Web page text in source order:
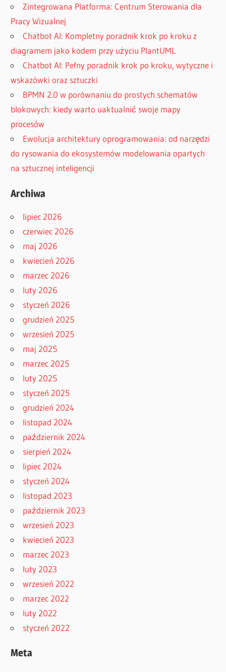
Zintegrowana Platforma: Centrum Sterowania dla
Pracy Wizualnej
Chatbot AI: Kompletny poradnik krok po kroku z
diagramem jako kodem przy użyciu PlantUML
Chatbot AI: Pełny poradnik krok po kroku, wytyczne i
wskazówki oraz sztuczki
BPMN 2.0 w porównaniu do prostych schematów
blokowych: kiedy warto uaktualnić swoje mapy
procesów
Ewolucja architektury oprogramowania: od narzędzi
do rysowania do ekosystemów modelowania opartych
na sztucznej inteligencji
Archiwa
lipiec 2026
czerwiec 2026
maj 2026
kwiecień 2026
marzec 2026
luty 2026
styczeń 2026
grudzień 2025
wrzesień 2025
maj 2025
marzec 2025
luty 2025
styczeń 2025
grudzień 2024
listopad 2024
październik 2024
sierpień 2024
lipiec 2024
styczeń 2024
listopad 2023
październik 2023
wrzesień 2023
kwiecień 2023
marzec 2023
luty 2023
wrzesień 2022
marzec 2022
luty 2022
styczeń 2022
Meta